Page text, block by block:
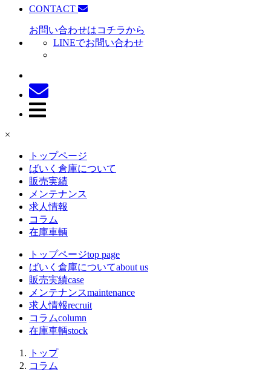
CONTACT
お問い合わせはコチラから
LINEでお問い合わせ
×
トップページ
ばいく倉庫について
販売実績
メンテナンス
求人情報
コラム
在庫車輌
トップページtop page
ばいく倉庫についてabout us
販売実績case
メンテナンスmaintenance
求人情報recruit
コラムcolumn
在庫車輌stock
トップ
コラム